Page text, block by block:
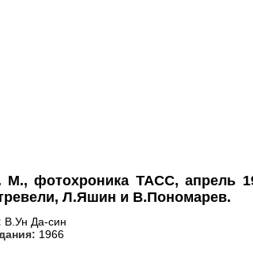
М., фотохроника ТАСС, апрель
Л.Яшин и В.Пономарев.
В.Ун Да-син
1966